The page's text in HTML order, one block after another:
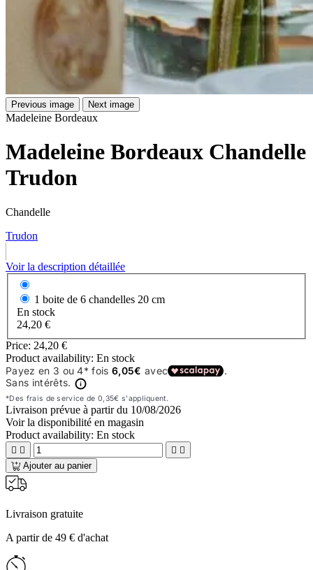
Previous image Next image
Madeleine Bordeaux
Madeleine Bordeaux Chandelle
Trudon
Chandelle
Trudon
Voir la description détaillée
1 boite de 6 chandelles 20 cm
En stock
24,20 €
Price: 24,20 €
Product availability: En stock
Livraison prévue à partir du 10/08/2026
Voir la disponibilité en magasin
Product availability: En stock
   
Ajouter au panier
Livraison gratuite
A partir de 49 € d'achat